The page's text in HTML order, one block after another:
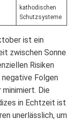
kathodischen
Schutzsysteme
ist ein
zwischen Sonne
Risiken
Folgen
Die
in Echtzeit ist
unerlässlich, um